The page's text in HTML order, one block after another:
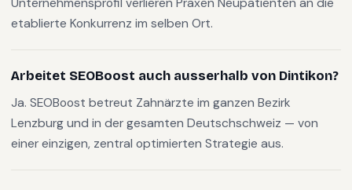
etablierte Konkurrenz im selben Ort.
Arbeitet SEOBoost auch ausserhalb von Dintikon?
Ja. SEOBoost betreut Zahnärzte im ganzen Bezirk
Lenzburg und in der gesamten Deutschschweiz — von
einer einzigen, zentral optimierten Strategie aus.